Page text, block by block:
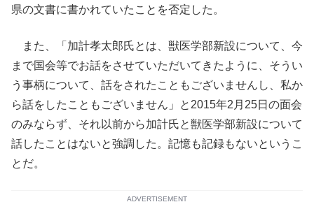
県の文書に書かれていたことを否定した。
また、「加計孝太郎氏とは、獣医学部新設について、今
まで国会等でお話をさせていただいてきたように、そうい
う事柄について、話をされたこともございませんし、私か
ら話をしたこともございません」と2015年2月25日の面会
のみならず、それ以前から加計氏と獣医学部新設について
話したことはないと強調した。記憶も記録もないというこ
とだ。
ADVERTISEMENT